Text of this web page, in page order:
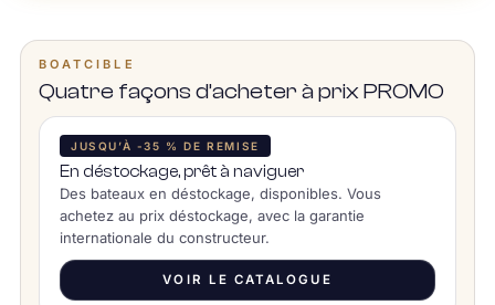
BOATCIBLE
Quatre façons d’acheter à prix PROMO
JUSQU’À -35 % DE REMISE
En déstockage, prêt à naviguer
Des bateaux en déstockage, disponibles. Vous
achetez au prix déstockage, avec la garantie
internationale du constructeur.
VOIR LE CATALOGUE